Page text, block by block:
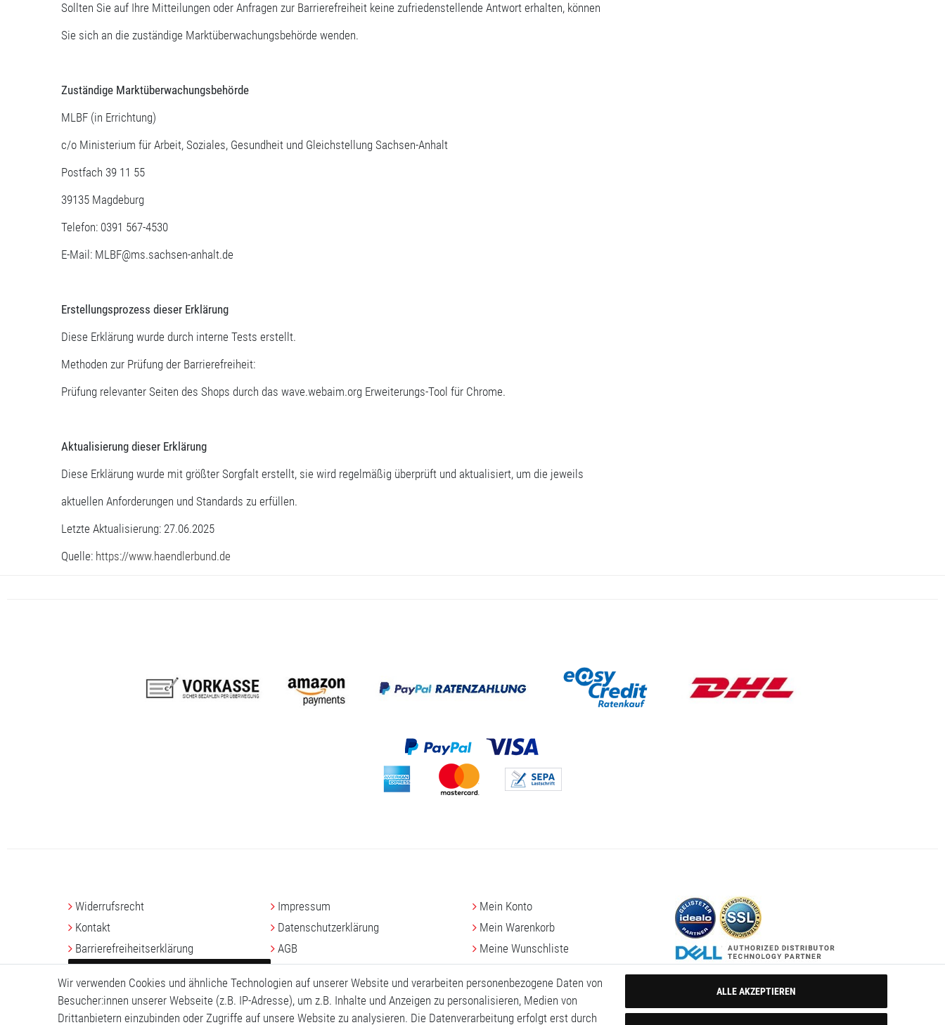
Sollten Sie auf Ihre Mitteilungen oder Anfragen zur Barrierefreiheit keine zufriedenstellende Antwort erhalten, können
Sie sich an die zuständige Marktüberwachungsbehörde wenden.
Zuständige Marktüberwachungsbehörde
MLBF (in Errichtung)
c/o Ministerium für Arbeit, Soziales, Gesundheit und Gleichstellung Sachsen-Anhalt
Postfach 39 11 55
39135 Magdeburg
Telefon: 0391 567-4530
E-Mail: MLBF@ms.sachsen-anhalt.de
Erstellungsprozess dieser Erklärung
Diese Erklärung wurde durch interne Tests erstellt.
Methoden zur Prüfung der Barrierefreiheit:
Prüfung relevanter Seiten des Shops durch das wave.webaim.org Erweiterungs-Tool für Chrome.
Aktualisierung dieser Erklärung
Diese Erklärung wurde mit größter Sorgfalt erstellt, sie wird regelmäßig überprüft und aktualisiert, um die jeweils
aktuellen Anforderungen und Standards zu erfüllen.
Letzte Aktualisierung: 27.06.2025
Quelle: https://www.haendlerbund.de
Widerrufs­recht
Kontakt
Barrierefreiheitserklärung
VERTRAG WIDERRUFEN
Impressum
Daten­schutz­erklärung
AGB
Mein Konto
Mein Warenkorb
Meine Wunschliste
Wir verwenden Cookies und ähnliche Technologien auf unserer Website und verarbeiten personenbezogene Daten von
Besucher:innen unserer Webseite (z.B. IP-Adresse), um z.B. Inhalte und Anzeigen zu personalisieren, Medien von
Drittanbietern einzubinden oder Zugriffe auf unsere Website zu analysieren. Die Datenverarbeitung erfolgt erst durch
ALLE AKZEPTIEREN